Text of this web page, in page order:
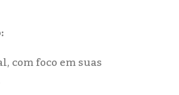
com foco em suas